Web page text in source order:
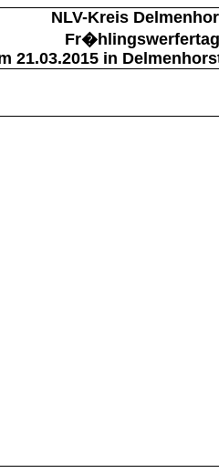
NLV-Kreis
Fr�hlingswerfertag
21.03.2015 in